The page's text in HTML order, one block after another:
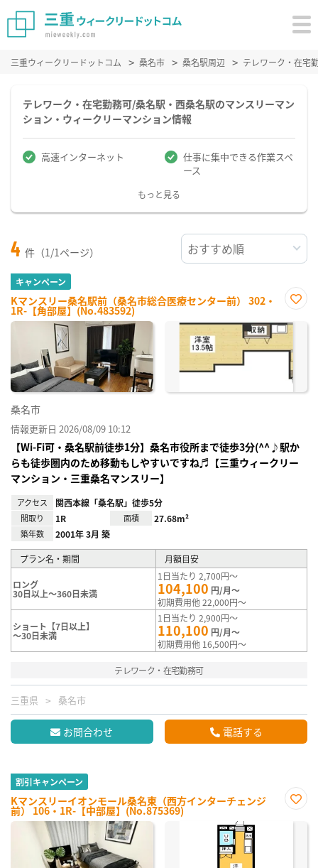
三重ウィークリードットコム 桑名市 桑名駅周辺 テレワーク・在宅
テレワーク・在宅勤務可/桑名駅・西桑名駅のマンスリーマン
ション・ウィークリーマンション情報
高速インターネット
仕事に集中できる作業スペ
ース
もっと見る
4 件（1/1ページ）
キャンペーン
Kマンスリー桑名駅前（桑名市総合医療センター前） 302・
1R-【角部屋】(No.483592)
に入
り登
桑名市
情報更新日 2026/08/09 10:12
【Wi-Fi可・桑名駅前徒歩1分】桑名市役所まで徒歩3分(^^♪駅か
らも徒歩圏内のため移動もしやすいですね♬【三重ウィークリー
マンション・三重桑名マンスリー】
アクセス 関西本線「桑名駅」徒歩5分
間取り 1R 面積 27.68m²
築年数 2001年 3月 築
プラン名・期間 月額目安
ロング
30日以上～360日未満
1日当たり 2,700円～
104,100 円/月～
初期費用他 22,000円～
ショート【7日以上】
～30日未満
1日当たり 2,900円～
110,100 円/月～
初期費用他 16,500円～
テレワーク・在宅勤務可
三重県 桑名市
お問合わせ 電話する
割引キャンペーン
Kマンスリーイオンモール桑名東（西方インターチェンジ
前） 106・1R-【中部屋】(No.875369)
に入